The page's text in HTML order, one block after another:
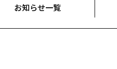
お知らせ一覧